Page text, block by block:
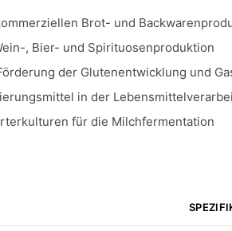
Brot- und
, Bier- und Spirituosenproduktion
der Glutenentwicklung und
in der
für die Milchfermentation